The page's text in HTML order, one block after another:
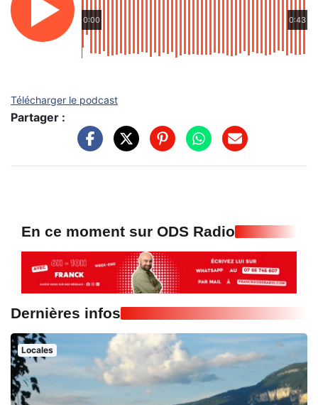
0:00 0:43
Télécharger le podcast
Partager :
En ce moment sur ODS Radio
Dernières infos
Locales